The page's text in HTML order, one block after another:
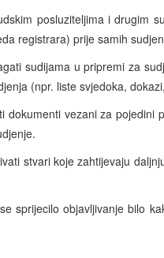
posluziteljima i drugim
registrara) prije samih
sudijama u pripremi za
(npr. liste svjedoka,
dokumenti vezani za pojedini
stvari koje zahtijevaju
sprijecilo objavljivanje bilo